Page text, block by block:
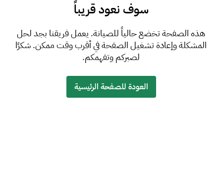
سوف نعود قريباً
هذه الصفحة تخضع حالياً للصيانة. يعمل فريقنا بجد لحل
المشكلة وإعادة تشغيل الصفحة في أقرب وقت ممكن. شكرًا
لصبركم وتفهمكم.
العودة للصفحة الرئيسية